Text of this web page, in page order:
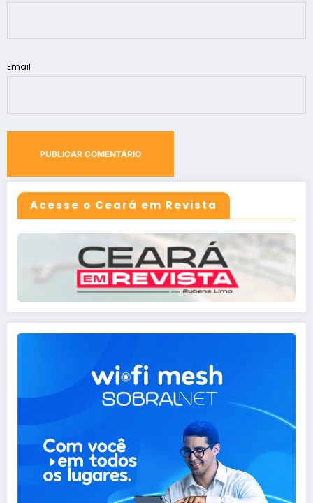
Email
Acesse o Ceará em Revista